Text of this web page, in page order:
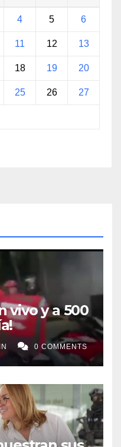
4 5 6
11 12 13
18 19 20
25 26 27
vivo y a 500
0 COMMENTS